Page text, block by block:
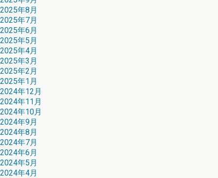
2025年8月
2025年7月
2025年6月
2025年5月
2025年4月
2025年3月
2025年2月
2025年1月
2024年12月
2024年11月
2024年10月
2024年9月
2024年8月
2024年7月
2024年6月
2024年5月
2024年4月